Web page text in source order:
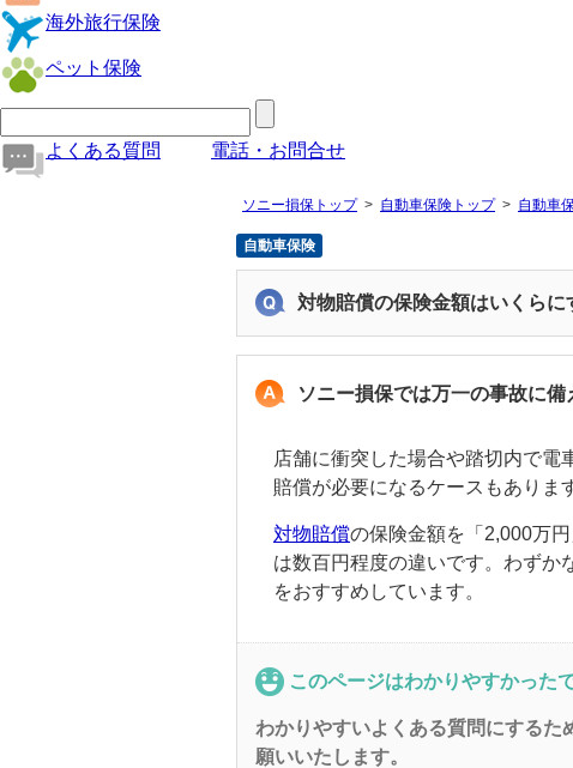
海外旅行保険
ペット保険
よくある質問 電話・お問合せ
ソニー損保トップ 自動車保険トップ 自動車
自動車保険
対物賠償の保険金額はいくらに
ソニー損保では万一の事故に備
店舗に衝突した場合や踏切内で電
賠償が必要になるケースもありま
対物賠償の保険金額を「2,000万
は数百円程度の違いです。わずか
をおすすめしています。
このページはわかりやすかった
わかりやすいよくある質問にする
願いいたします。